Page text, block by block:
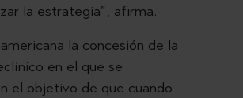
la estrategia”, afirma.
la concesión de la
en el que se
el objetivo de que cuando